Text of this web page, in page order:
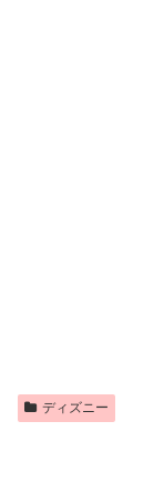
ディズニー